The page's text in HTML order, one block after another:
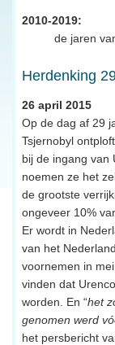
2010-2019:
de jaren
Herdenking
26 april 2015
Op de dag af 29
Tsjernobyl
bij de ingang van
noemen ze het
de grootste
ongeveer 10%
Er wordt in
van het
voornemen in
vinden dat
worden. En “het
genomen werd
het persbericht